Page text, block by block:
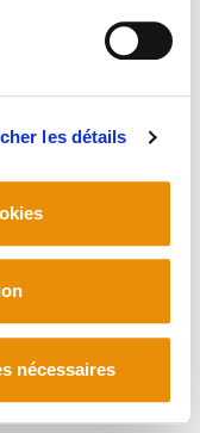
les détails
nécessaires